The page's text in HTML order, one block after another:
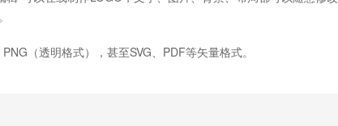
（透明格式），甚至SVG、PDF等矢量格式。